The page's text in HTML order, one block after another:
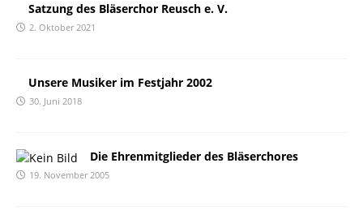
Satzung des Bläserchor Reusch e. V.
2. Oktober 2021
Unsere Musiker im Festjahr 2002
30. Juni 2018
Die Ehrenmitglieder des Bläserchores
19. November 2005